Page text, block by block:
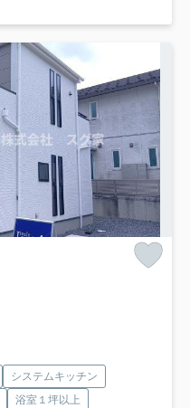
システムキッチン
浴室１坪以上